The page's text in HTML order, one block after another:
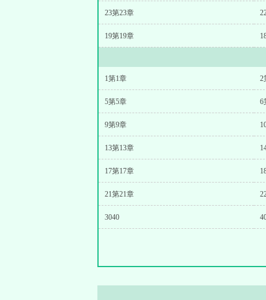
23第23章
19第19章
1第1章 2
5第5章 6
9第9章
13第13章
17第17章
21第21章
3040